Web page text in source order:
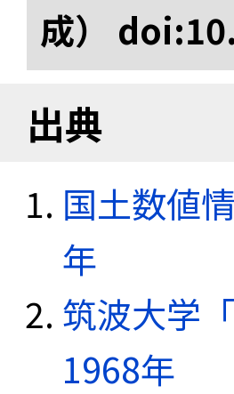
成）
出典
国土数値
年
筑波大学
1968年